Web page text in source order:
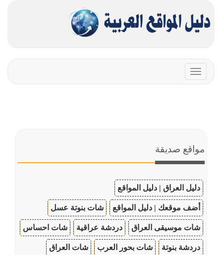
Toggle
navigation
مواقع صديقة
دليل العراق | دليل المواقع
أضف موقعك | دليل المواقع شات بنوتة عسل
شات موسيقى العراق دردشة عراقية شات احساس
دردشة بنوتة شات بحور العرب شات العراق